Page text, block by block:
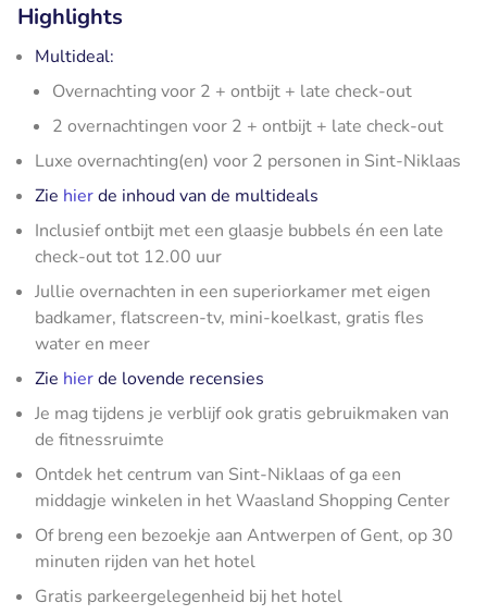
Highlights
Multideal:
Overnachting voor 2 + ontbijt + late check-out
2 overnachtingen voor 2 + ontbijt + late check-out
Luxe overnachting(en) voor 2 personen in Sint-Niklaas
Zie hierde inhoud van de multideals
Inclusief ontbijt met een glaasje bubbels én een late
check-out tot 12.00 uur
Jullie overnachten in een superiorkamer met eigen
badkamer, flatscreen-tv, mini-koelkast, gratis fles
water en meer
Zie hierde lovende recensies
Je mag tijdens je verblijf ook gratis gebruikmaken van
de fitnessruimte
Ontdek het centrum van Sint-Niklaas of ga een
middagje winkelen in het Waasland Shopping Center
Of breng een bezoekje aan Antwerpen of Gent, op 30
minuten rijden van het hotel
Gratis parkeergelegenheid bij het hotel